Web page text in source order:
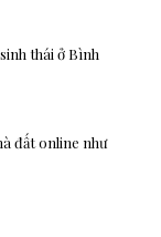
thái ở Bình
đất online như